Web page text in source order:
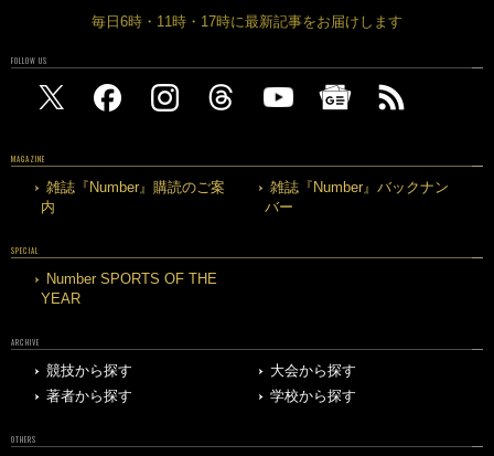
毎日6時・11時・17時に最新記事をお届けします
FOLLOW US
MAGAZINE
雑誌『Number』購読のご案
内
雑誌『Number』バックナン
バー
SPECIAL
Number SPORTS OF THE
YEAR
ARCHIVE
競技から探す
大会から探す
著者から探す
学校から探す
OTHERS